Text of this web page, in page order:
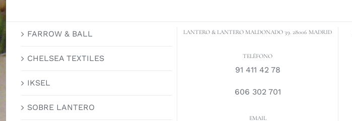
FARROW & BALL
CHELSEA TEXTILES
IKSEL
SOBRE LANTERO
LANTERO & LANTERO MALDONADO 39. 28006 MADRID
TELÉFONO
91 411 42 78
606 302 701
EMAIL